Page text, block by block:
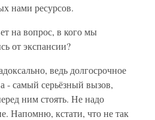
нами ресурсов.
на вопрос, в кого мы
от экспансии?
ведь долгосрочное
- самый серьёзный вызов,
ним стоять. Не надо
Напомню, кстати, что не так